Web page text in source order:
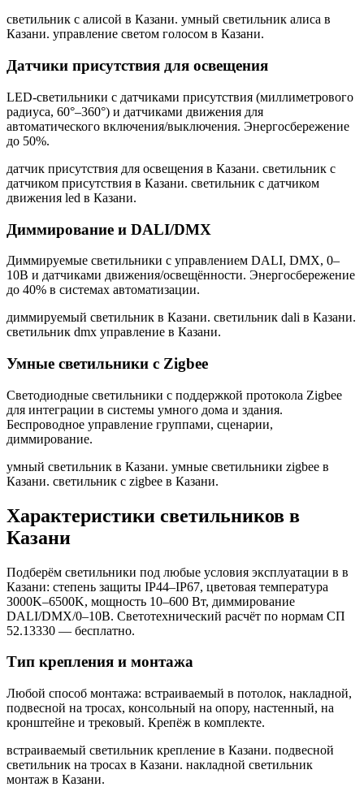
светильник с алисой в Казани. умный светильник алиса в
Казани. управление светом голосом в Казани.
Датчики присутствия для освещения
LED-светильники с датчиками присутствия (миллиметрового
радиуса, 60°–360°) и датчиками движения для
автоматического включения/выключения. Энергосбережение
до 50%.
датчик присутствия для освещения в Казани. светильник с
датчиком присутствия в Казани. светильник с датчиком
движения led в Казани.
Диммирование и DALI/DMX
Диммируемые светильники с управлением DALI, DMX, 0–
10В и датчиками движения/освещённости. Энергосбережение
до 40% в системах автоматизации.
диммируемый светильник в Казани. светильник dali в Казани.
светильник dmx управление в Казани.
Умные светильники с Zigbee
Светодиодные светильники с поддержкой протокола Zigbee
для интеграции в системы умного дома и здания.
Беспроводное управление группами, сценарии,
диммирование.
умный светильник в Казани. умные светильники zigbee в
Казани. светильник с zigbee в Казани.
Характеристики светильников в
Казани
Подберём светильники под любые условия эксплуатации в в
Казани: степень защиты IP44–IP67, цветовая температура
3000K–6500K, мощность 10–600 Вт, диммирование
DALI/DMX/0–10В. Светотехнический расчёт по нормам СП
52.13330 — бесплатно.
Тип крепления и монтажа
Любой способ монтажа: встраиваемый в потолок, накладной,
подвесной на тросах, консольный на опору, настенный, на
кронштейне и трековый. Крепёж в комплекте.
встраиваемый светильник крепление в Казани. подвесной
светильник на тросах в Казани. накладной светильник
монтаж в Казани.